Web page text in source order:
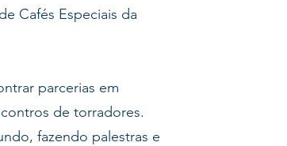
Cafés Especiais da
parcerias em
de torradores.
fazendo palestras e